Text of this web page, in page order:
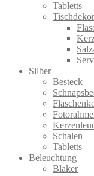
Tabletts
Silber
Besteck
Schalen
Tabletts
Beleuchtung
Blaker